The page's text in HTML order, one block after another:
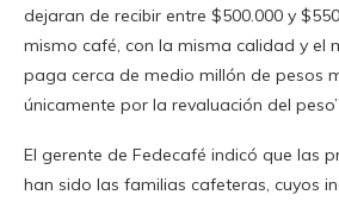
dejaran de recibir entre $500.000 y
mismo café, con la misma calidad y el
paga cerca de medio millón de pesos
únicamente por la revaluación del
El gerente de Fedecafé indicó que las
han sido las familias cafeteras, cuyos